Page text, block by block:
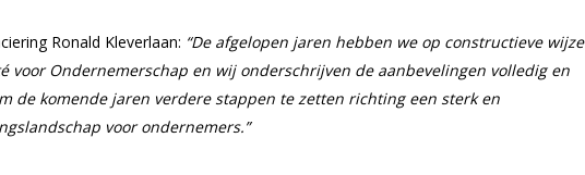
Ronald Kleverlaan: “De afgelopen jaren hebben we op constructieve wijze
voor Ondernemerschap en wij onderschrijven de aanbevelingen volledig en
de komende jaren verdere stappen te zetten richting een sterk en
voor ondernemers.”